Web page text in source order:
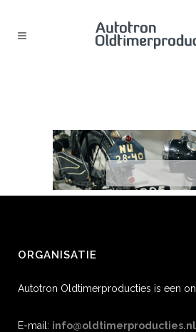
ORGANISATIE
Autotron Oldtimerproducties is een
E-mail: info@oldtimerproducties.nl